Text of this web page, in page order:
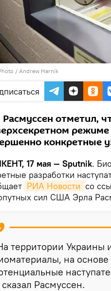
/ Andrew Harnik
Расмуссен отметил,
конкретные
17 мая — Sputnik.
разработки
РИА Новости со
сил США Эрла
территории Украины
на
Расмуссен.